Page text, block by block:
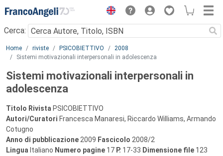
Menu
Cerca:
Main content
Home riviste PSICOBIETTIVO
2008
Sistemi motivazionali interpersonali in adolescenza
Sistemi motivazionali interpersonali in
adolescenza
Titolo Rivista PSICOBIETTIVO
Autori/Curatori Francesca Manaresi, Riccardo Williams, Armando
Cotugno
Anno di pubblicazione 2009 Fascicolo 2008/2
Lingua Italiano Numero pagine 17 P. 17-33 Dimensione file 123